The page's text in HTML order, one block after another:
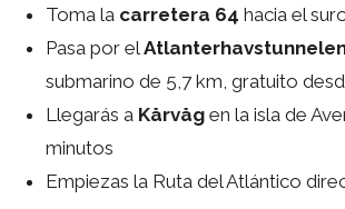
Toma la carretera 64 hacia el
Pasa por el
submarino de 5,7 km, gratuito
Llegarás a Kårvåg en la isla de
minutos
Empiezas la Ruta del Atlántico